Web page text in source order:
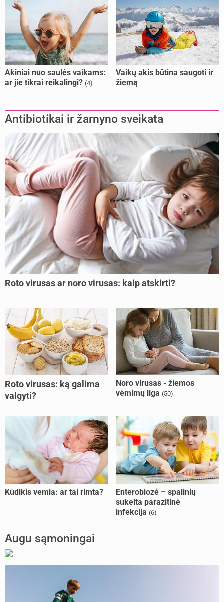
Akiniai nuo saulės vaikams:
ar jie tikrai reikalingi? (4)
Vaikų akis būtina saugoti ir
žiemą
Antibiotikai ir žarnyno sveikata
Roto virusas ar noro virusas: kaip atskirti?
Roto virusas: ką galima
valgyti?
Noro virusas - žiemos
vėmimų liga (50)
Kūdikis vemia: ar tai rimta?
Enterobiozė – spalinių
sukelta parazitinė
infekcija (6)
Augu sąmoningai